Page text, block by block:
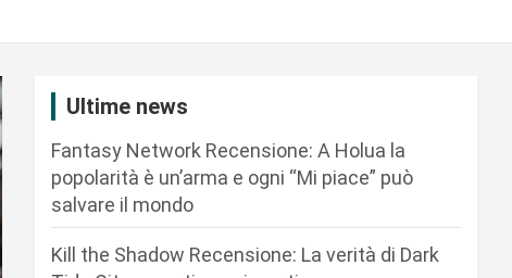
Ultime news
Fantasy Network Recensione: A Holua la
popolarità è un’arma e ogni “Mi piace” può
salvare il mondo
Kill the Shadow Recensione: La verità di Dark